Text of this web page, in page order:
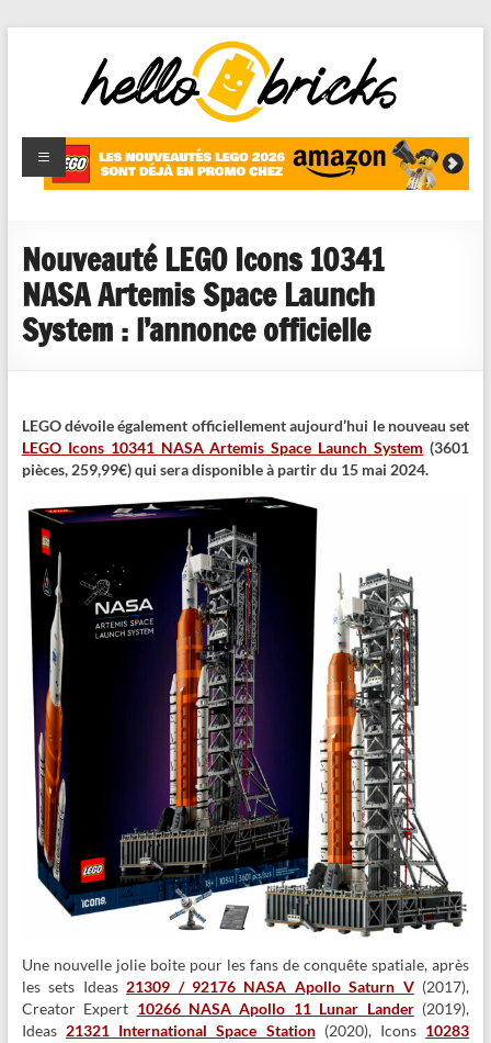
HelloBricks
Blog LEGO,
nouveaut�s
reviews
Nouveauté LEGO Icons 10341
NASA Artemis Space Launch
System : l’annonce officielle
LEGO dévoile également officiellement aujourd’hui le nouveau set
LEGO Icons 10341 NASA Artemis Space Launch System (3601
pièces, 259,99€) qui sera disponible à partir du 15 mai 2024.
Une nouvelle jolie boite pour les fans de conquête spatiale, après
les sets Ideas 21309 / 92176 NASA Apollo Saturn V(2017),
Creator Expert 10266 NASA Apollo 11 Lunar Lander(2019),
Ideas 21321 International Space Station(2020), Icons 10283